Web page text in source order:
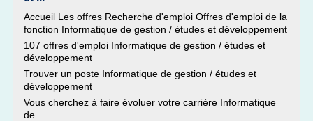
Accueil Les offres Recherche d'emploi Offres d'emploi de la
fonction Informatique de gestion / études et développement
107 offres d'emploi Informatique de gestion / études et
développement
Trouver un poste Informatique de gestion / études et
développement
Vous cherchez à faire évoluer votre carrière Informatique
de...